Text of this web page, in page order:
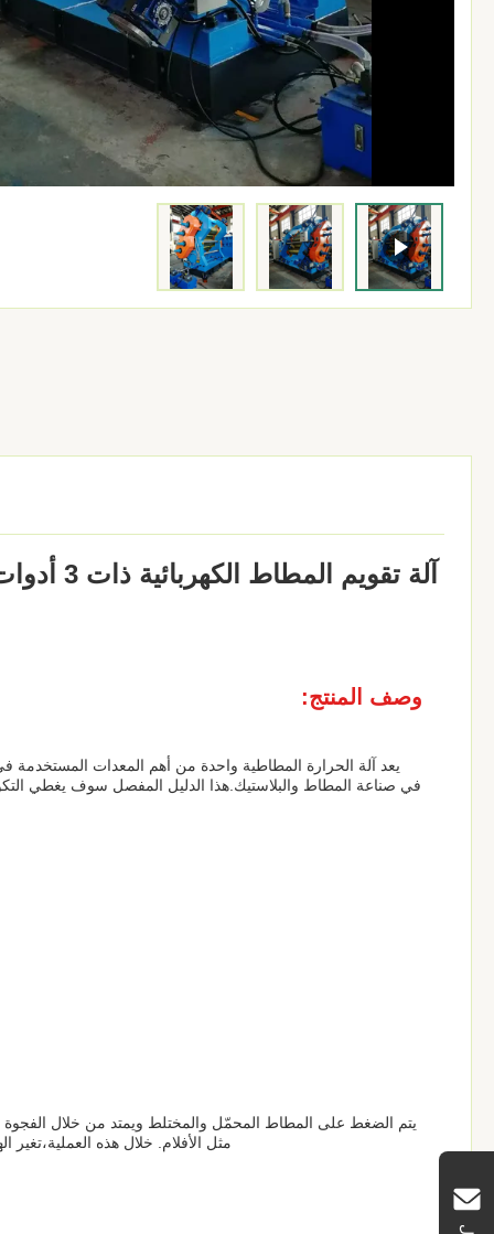
آلة تقويم المطاط الكهربائية ذات 3 أدوات مع 500-2000 مم أدوات لإنتاج أوراق المطاط
وصف المنتج:
يعد آلة الحرارة المطاطية واحدة من أهم المعدات المستخدمة
في صناعة المطاط والبلاستيك.هذا الدليل المفصل سوف يغطي
يتم الضغط على المطاط المحمّل والمختلط ويمتد من خلال الفجوة
مثل الأفلام. خلال هذه العملية،تغير